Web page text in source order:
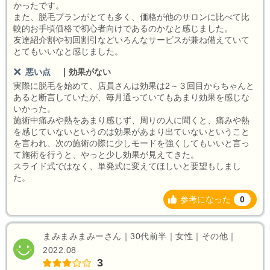
かったです。
また、脱毛プランがとても多く、価格が他のサロンに比べて比
較的お手頃価格で初心者向けであるのかなと感じました。
友達紹介割や初回割引などいろんなサービスが兼ね備えていて
とてもいいなと感じました。
悪い点
効果がない
実際に脱毛を始めて、店員さんは効果は2～３回目からちゃんと
あると断言していたが、毎月通っていてもあまり効果を感じな
いかった。
施術中痛みや熱をあまり感じず、周りの人に聞くと、痛みや熱
を感じていないというのは効果があまり出ていないということ
を言われ、次の施術の際に少しモードを強くしてもいいと言っ
て施術を行うと、やっと少し効果が見えてきた。
スライド式ではなく、単発式に変えてほしいと要望もしまし
た。
参考になった 0
まみまみまみーさん｜30代前半｜女性｜その他｜
2022.08
3